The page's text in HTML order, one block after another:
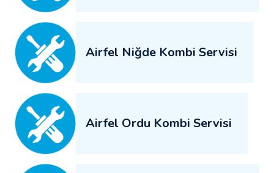
Airfel Niğde Kombi Servisi
Airfel Ordu Kombi Servisi